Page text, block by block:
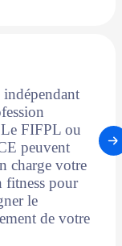
indépendant
FIFPL ou
peuvent
charge votre
fitness pour
le
de votre